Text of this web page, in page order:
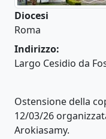
Diocesi
Roma
Indirizzo:
Largo Cesidio da
Ostensione della
12/03/26
Arokiasamy.